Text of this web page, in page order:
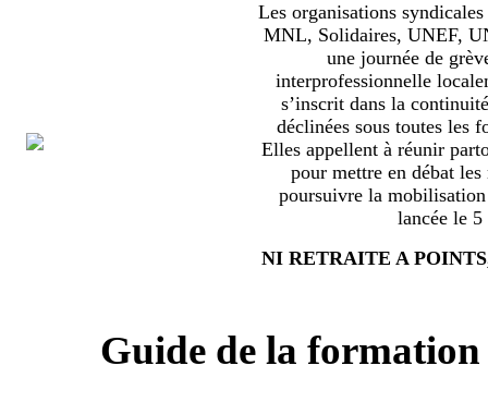
Les organisations
MNL, Solidaires, UNEF,
une journée de
interprofessionnelle
s’inscrit dans la
déclinées sous toutes les
Elles appellent à réunir
pour mettre en débat
poursuivre la
lancée le 5
NI RETRAITE A
Guide de la